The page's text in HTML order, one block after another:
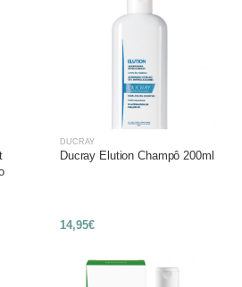
DUCRAY
Ducray Elution Champô 200ml
14,95€